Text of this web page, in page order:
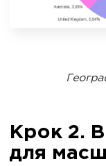
Крок 2.
для